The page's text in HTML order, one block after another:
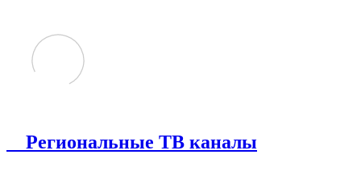
Региональные ТВ каналы